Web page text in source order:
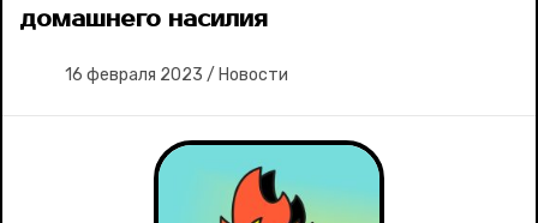
домашнего насилия
16 февраля 2023 / Новости